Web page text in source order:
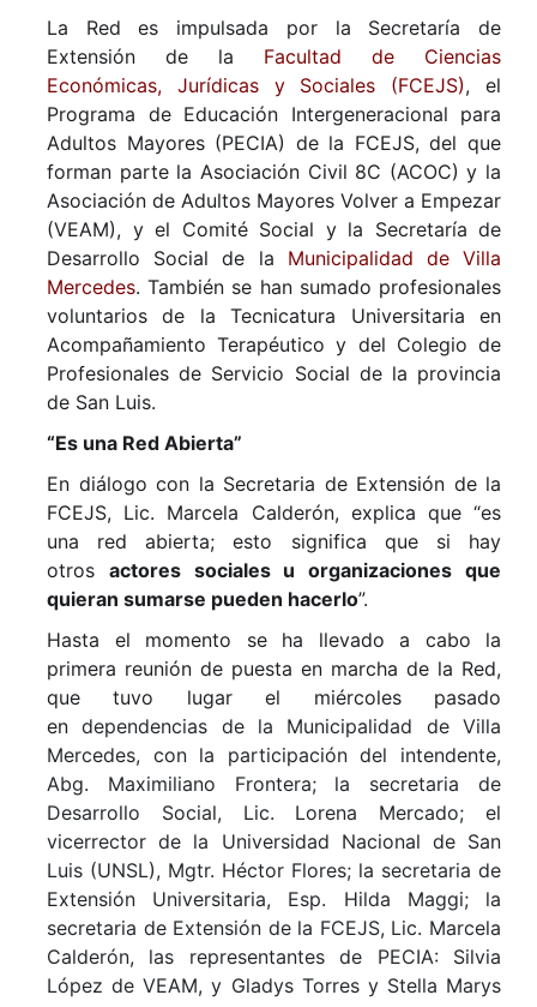
La Red es impulsada por la Secretaría de
Extensión de la Facultad de Ciencias
Económicas, Jurídicas y Sociales (FCEJS), el
Programa de Educación Intergeneracional para
Adultos Mayores (PECIA) de la FCEJS, del que
forman parte la Asociación Civil 8C (ACOC) y la
Asociación de Adultos Mayores Volver a Empezar
(VEAM), y el Comité Social y la Secretaría de
Desarrollo Social de la Municipalidad de Villa
Mercedes. También se han sumado profesionales
voluntarios de la Tecnicatura Universitaria en
Acompañamiento Terapéuticoy del Colegio de
Profesionales de Servicio Social de la provincia
de San Luis.
“Es una Red Abierta”
En diálogo con la Secretaria de Extensión de la
FCEJS, Lic. Marcela Calderón, explica que “es
una red abierta; esto significa que si hay
otros actores sociales u organizaciones que
quieran sumarse pueden hacerlo”.
Hasta el momento se ha llevado a cabo la
primera reunión de puesta en marcha de la Red,
que tuvo lugar el miércoles pasado
endependencias de la Municipalidad de Villa
Mercedes, con la participación del intendente,
Abg. Maximiliano Frontera; la secretaria de
Desarrollo Social, Lic. Lorena Mercado; el
vicerrector de la Universidad Nacional de San
Luis (UNSL), Mgtr. Héctor Flores; la secretaria de
Extensión Universitaria, Esp. Hilda Maggi; la
secretaria de Extensión de la FCEJS, Lic. Marcela
Calderón, las representantes de PECIA: Silvia
López de VEAM, y Gladys Torres y Stella Marys